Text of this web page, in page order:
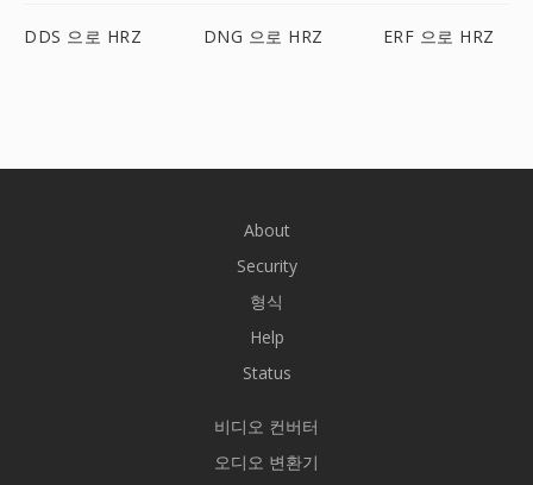
DDS 으로 HRZ DNG 으로 HRZ ERF 으로 HRZ
About
Security
형식
Help
Status
비디오 컨버터
오디오 변환기